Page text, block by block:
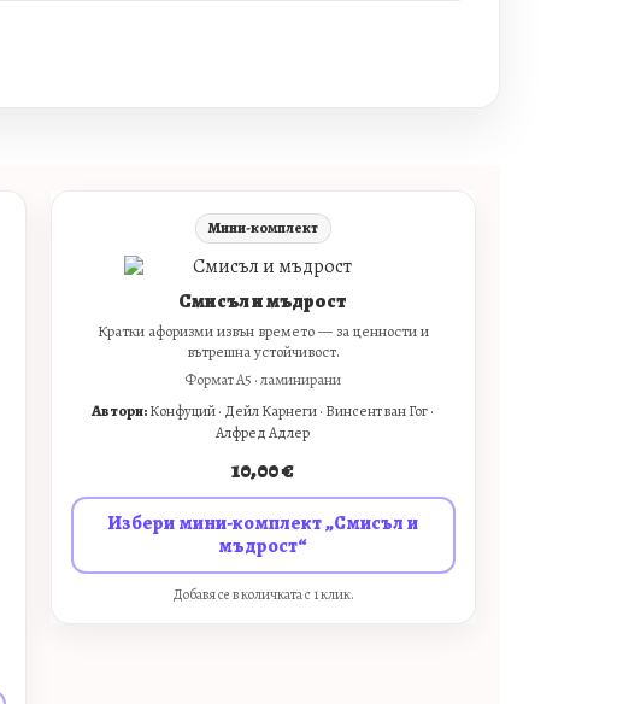
Мини-комплект
Смисъл и мъдрост
Кратки афоризми извън времето — за ценности и
вътрешна устойчивост.
Формат A5 · ламинирани
Автори:Конфуций · Дейл Карнеги · Винсент ван Гог ·
Алфред Адлер
10,00€
Избери мини-комплект „Смисъл и
мъдрост“
Добавя се в количката с 1 клик.